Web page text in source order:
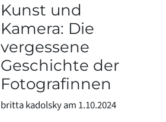
Kunst und
Kamera: Die
vergessene
Geschichte der
Fotografinnen
britta kadolsky am 1.10.2024